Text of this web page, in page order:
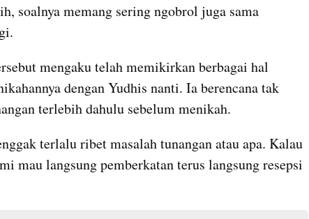
soalnya memang sering ngobrol juga sama
mengaku telah memikirkan berbagai hal
dengan Yudhis nanti. Ia berencana tak
terlebih dahulu sebelum menikah.
terlalu ribet masalah tunangan atau apa. Kalau
mau langsung pemberkatan terus langsung resepsi